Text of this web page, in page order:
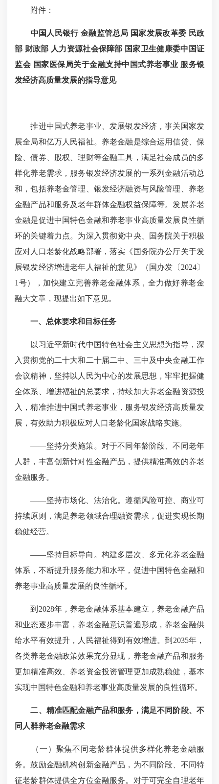
附件：
中国人民银行 金融监管总局 国家发展改革委 民政
部 财政部 人力资源社会保障部 国家卫生健康委中国证
监会 国家医保局关于金融支持中国式养老事业 服务银
发经济高质量发展的指导意见
推进中国式养老事业、发展银发经济，事关国家发
展全局和亿万人民福祉。养老金融是综合运用信贷、保
险、债券、股权、理财等金融工具，满足社会成员的多
样化养老需求，服务银发经济发展的一系列金融活动总
和，包括养老金管理、银发经济融资与风险管理、养老
金融产品和服务及老年群体金融权益保障等。发展养老
金融是促进中国特色金融和养老事业高质量发展良性循
环的关键着力点。为深入贯彻党中央、国务院关于积极
应对人口老龄化战略部署，落实《国务院办公厅关于发
展银发经济增进老年人福祉的意见》（国办发〔2024〕
1号），加快建立完善养老金融体系，全力做好养老金
融大文章，现提出如下意见。
一、总体要求和目标任务
以习近平新时代中国特色社会主义思想为指导，深
入贯彻党的二十大和二十届二中、三中及中央金融工作
会议精神，坚持以人民为中心的发展思想，牢牢把握健
全体系、增进福祉的总要求，持续加大养老金融资源投
入，精准推进中国式养老事业，服务银发经济高质量发
展，有效助力积极应对人口老龄化国家战略实施。
——坚持分类施策。对于不同年龄阶段、不同老年
人群，丰富创新针对性金融产品，提供精准高效的养老
金融服务。
——坚持市场化、法治化。遵循风险可控、商业可
持续原则，满足养老领域合理融资需求，促进实现长期
稳健经营。
——坚持目标导向。构建多层次、多元化养老金融
体系，不断提升服务能力和水平，促进中国特色金融和
养老事业高质量发展的良性循环。
到2028年，养老金融体系基本建立，养老金融产品
和业态逐步丰富，养老金融意识普遍形成，养老金融供
给水平有效提升，人民福祉得到有效增进。到2035年，
各类养老金融政策效果充分显现，养老金融产品和服务
更加精准高效、养老资金投资管理更加成熟稳健，基本
实现中国特色金融和养老事业高质量发展的良性循环。
二、精准匹配金融产品和服务，满足不同阶段、不
同人群养老金融需求
（一）聚焦不同老龄群体提供多样化养老金融服
务。鼓励金融机构创新金融产品，为不同阶段、不同特
征老龄群体提供全方位金融服务。对于可完全自理老年